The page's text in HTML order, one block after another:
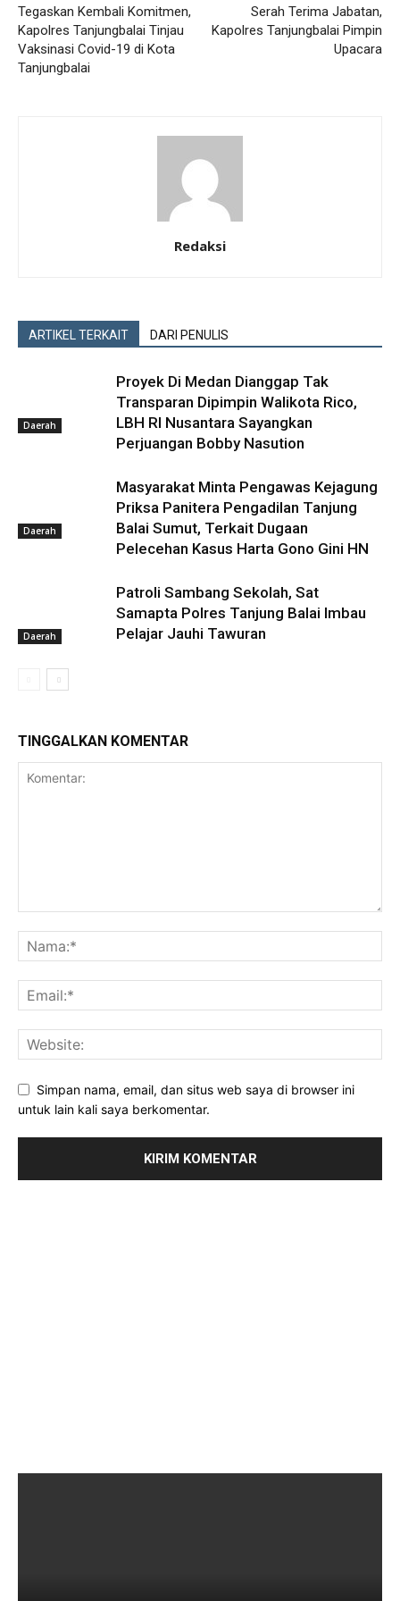
Tegaskan Kembali Komitmen,
Kapolres Tanjungbalai Tinjau
Vaksinasi Covid-19 di Kota
Tanjungbalai
Serah Terima Jabatan,
Kapolres Tanjungbalai Pimpin
Upacara
Redaksi
ARTIKEL TERKAIT DARI PENULIS
Daerah
Proyek Di Medan Dianggap Tak
Transparan Dipimpin Walikota Rico,
LBH RI Nusantara Sayangkan
Perjuangan Bobby Nasution
Daerah
Masyarakat Minta Pengawas Kejagung
Priksa Panitera Pengadilan Tanjung
Balai Sumut, Terkait Dugaan
Pelecehan Kasus Harta Gono Gini HN
Daerah
Patroli Sambang Sekolah, Sat
Samapta Polres Tanjung Balai Imbau
Pelajar Jauhi Tawuran
TINGGALKAN KOMENTAR
Simpan nama, email, dan situs web saya di browser ini
untuk lain kali saya berkomentar.